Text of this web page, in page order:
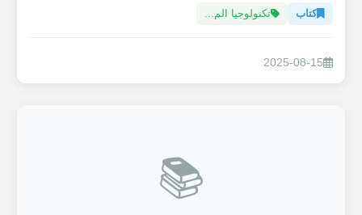
كتاب تكنولوجيا الم...
2025-08-15
📚